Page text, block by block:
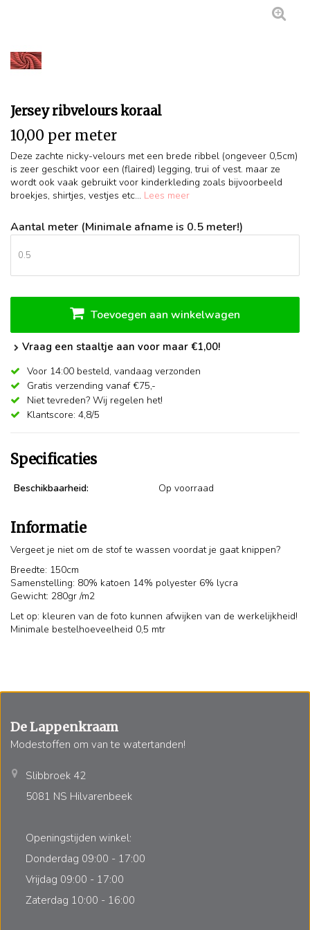
Jersey ribvelours koraal
10,00 per meter
Deze zachte nicky-velours met een brede ribbel (ongeveer 0,5cm)
is zeer geschikt voor een (flaired) legging, trui of vest. maar ze
wordt ook vaak gebruikt voor kinderkleding zoals bijvoorbeeld
broekjes, shirtjes, vestjes etc... Lees meer
Aantal meter (Minimale afname is 0.5 meter!)
Toevoegen aan winkelwagen
Vraag een staaltje aan voor maar €1,00!
Voor 14:00 besteld, vandaag verzonden
Gratis verzending vanaf €75,-
Niet tevreden? Wij regelen het!
Klantscore: 4,8/5
Specificaties
Beschikbaarheid: Op voorraad
Informatie
Vergeet je niet om de stof te wassen voordat je gaat knippen?
Breedte: 150cm
Samenstelling: 80% katoen 14% polyester 6% lycra
Gewicht: 280gr /m2
Let op: kleuren van de foto kunnen afwijken van de werkelijkheid!
Minimale bestelhoeveelheid 0,5 mtr
De Lappenkraam
Modestoffen om van te watertanden!
Slibbroek 42
5081 NS Hilvarenbeek
Openingstijden winkel:
Donderdag 09:00 - 17:00
Vrijdag 09:00 - 17:00
Zaterdag 10:00 - 16:00